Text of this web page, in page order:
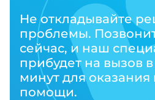
Не откладывайте
проблемы.
сейчас, и наш
прибудет на вызов
минут для
помощи.